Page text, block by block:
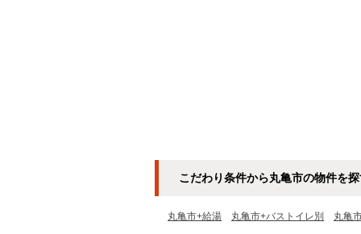
こだわり条件から丸亀市の物件を
丸亀市+給湯 丸亀市+バストイレ別 丸亀